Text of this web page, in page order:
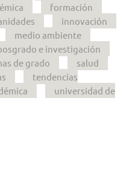
formación
innovación
medio ambiente
e investigación
de grado
salud
tendencias
universidad de